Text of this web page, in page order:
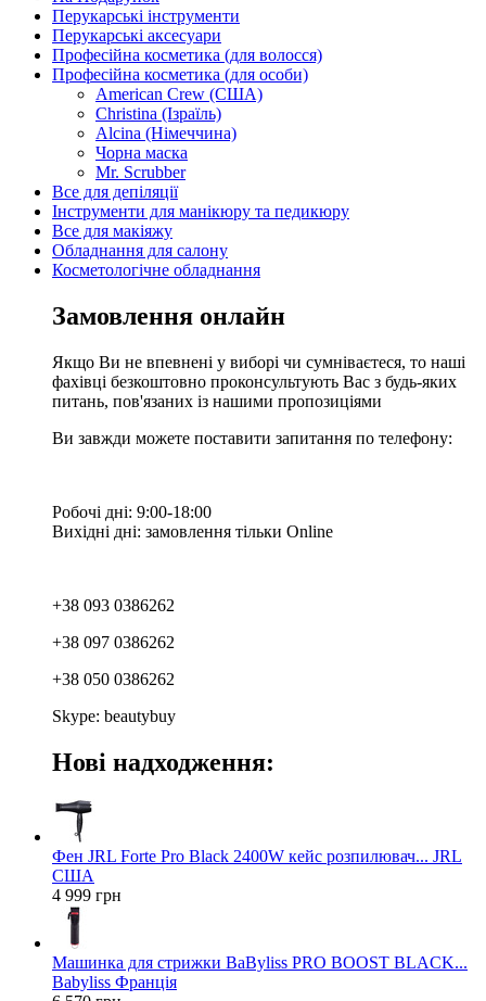
Перукарські інструменти
Перукарські аксесуари
Професійна косметика (для волосся)
Професійна косметика (для особи)
American Crew (США)
Christina (Ізраїль)
Alcina (Німеччина)
Чорна маска
Mr. Scrubber
Все для депіляції
Інструменти для манікюру та педикюру
Все для макіяжу
Обладнання для салону
Косметологічне обладнання
Замовлення онлайн
Якщо Ви не впевнені у виборі чи сумніваєтеся, то наші
фахівці безкоштовно проконсультують Вас з будь-яких
питань, пов'язаних із нашими пропозиціями
Ви завжди можете поставити запитання по телефону:
Робочі дні: 9:00-18:00
Вихідні дні: замовлення тільки Online
+38 093 0386262
+38 097 0386262
+38 050 0386262
Skype: beautybuy
Нові надходження:
Фен JRL Forte Pro Black 2400W кейс розпилювач... JRL
США
4 999 грн
Машинка для стрижки BaByliss PRO BOOST BLACK...
Babyliss Франція